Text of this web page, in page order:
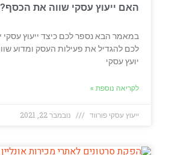
האם ייעוץ עסקי שווה את הכסף?
במאמר הבא נספר לכם כיצד ייעוץ עסקי
לכם להגדיל את פעילות העסק ומדוע
יועץ עסקי
לקריאה נוספת »
ייעוץ עסקי פורווד נובמבר 22, 2021